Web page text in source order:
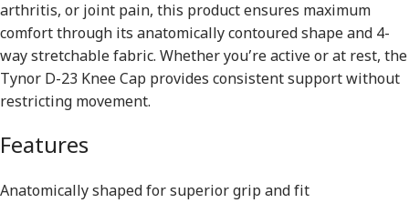
arthritis, or joint pain, this product ensures maximum
comfort through its anatomically contoured shape and 4-
way stretchable fabric. Whether you’re active or at rest, the
Tynor D-23 Knee Cap provides consistent support without
restricting movement.
Features
Anatomically shaped for superior grip and fit